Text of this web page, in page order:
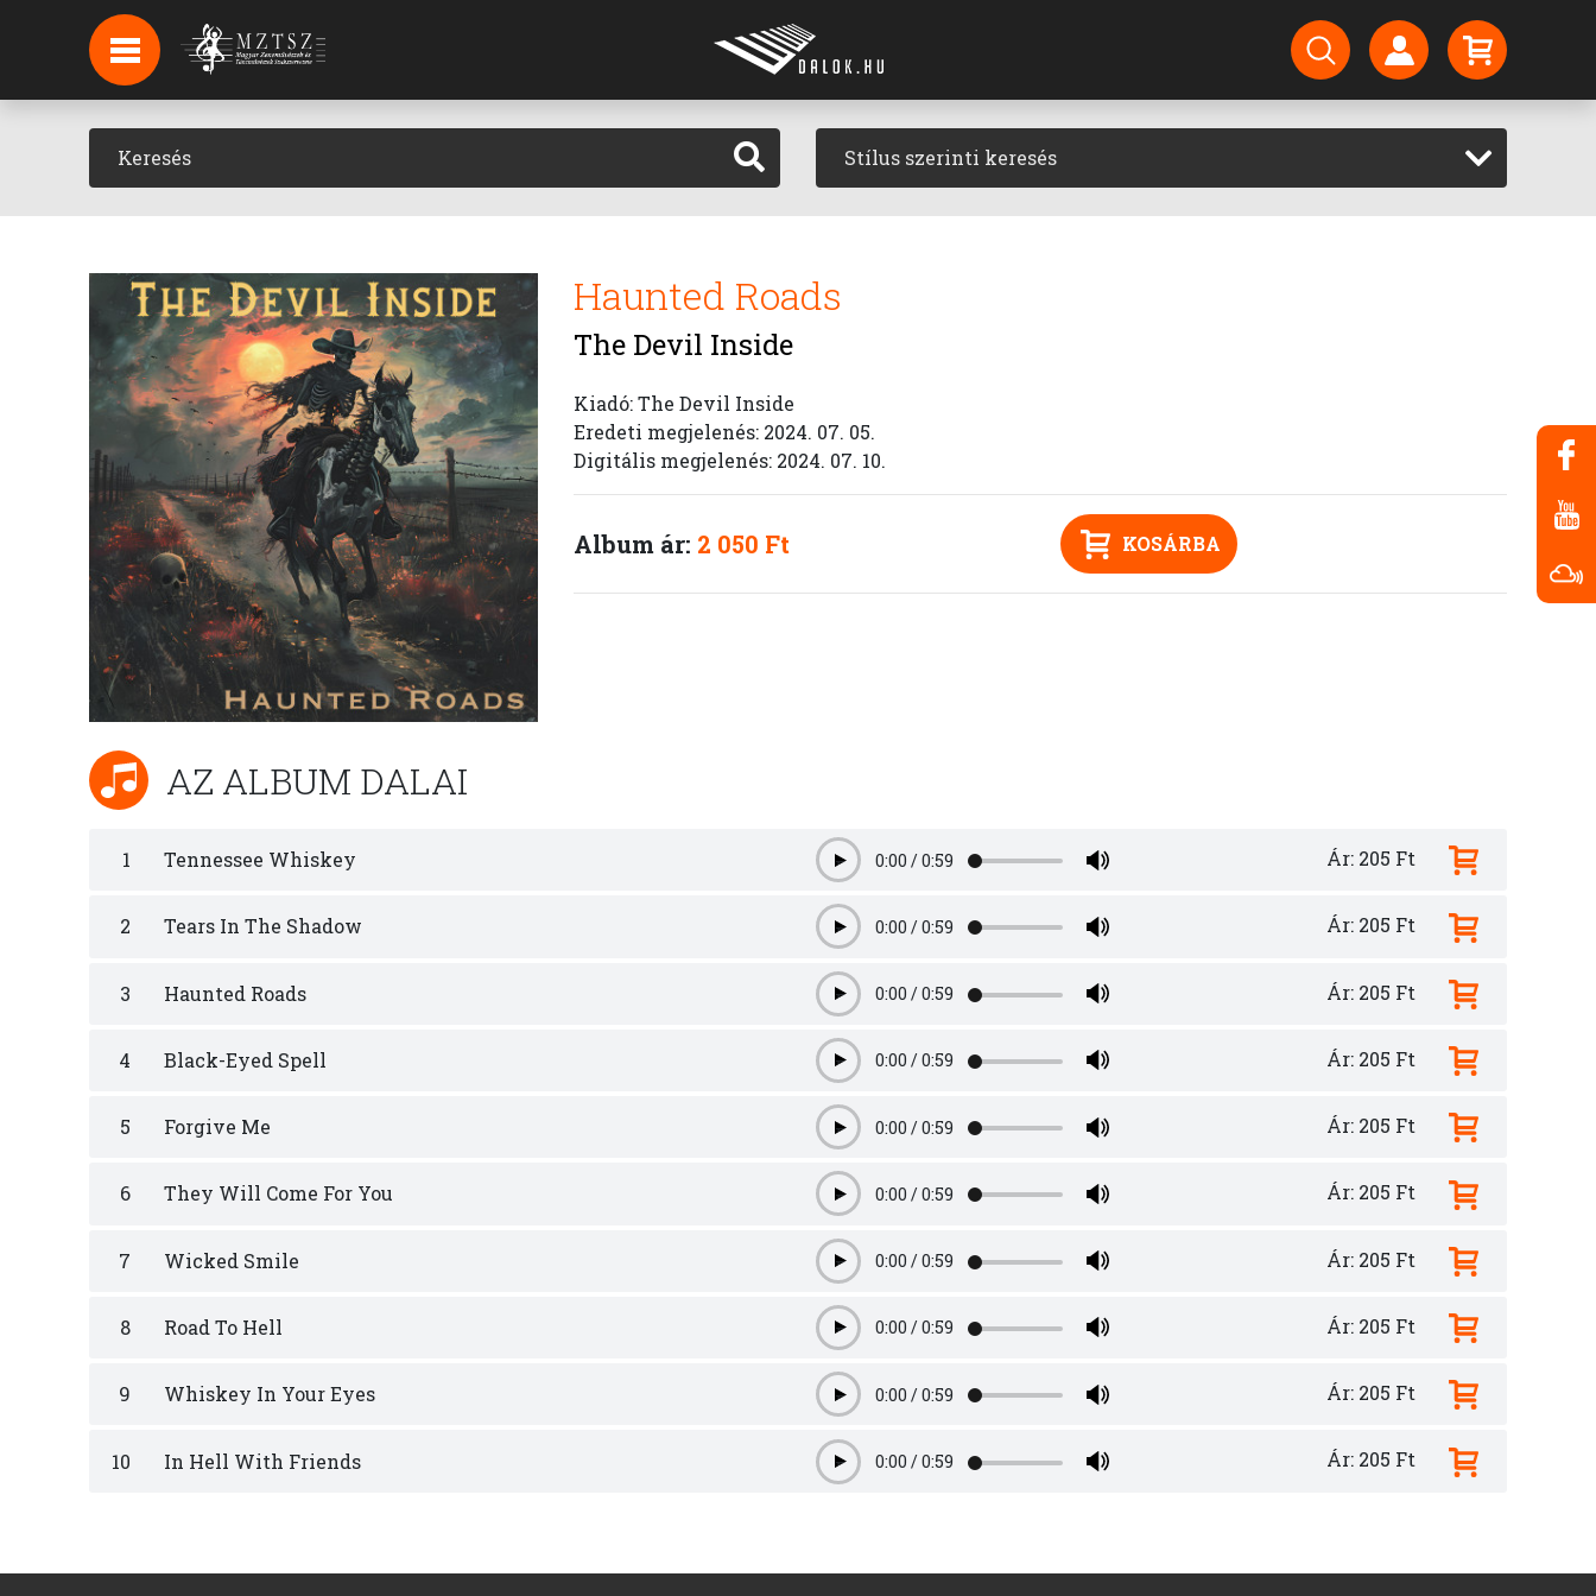
HÍREK
HÍRLEVÉL FELIRATKOZÁS
PODCAST Stílus szerinti keresés
Haunted Roads
The Devil Inside
Kiadó: The Devil Inside
Eredeti megjelenés: 2024. 07. 05.
Digitális megjelenés: 2024. 07. 10.
Album ár: 2 050 Ft KOSÁRBA
AZ ALBUM DALAI
1 Tennessee Whiskey Play0:00 /0:59 Ár: 205 Ft
2 Tears In The Shadow Play0:00 /0:59 Ár: 205 Ft
3 Haunted Roads Play0:00 /0:59 Ár: 205 Ft
4 Black-Eyed Spell Play0:00 /0:59 Ár: 205 Ft
5 Forgive Me Play0:00 /0:59 Ár: 205 Ft
6 They Will Come For You Play0:00 /0:59 Ár: 205 Ft
7 Wicked Smile Play0:00 /0:59 Ár: 205 Ft
8 Road To Hell Play0:00 /0:59 Ár: 205 Ft
9 Whiskey In Your Eyes Play0:00 /0:59 Ár: 205 Ft
10 In Hell With Friends Play0:00 /0:59 Ár: 205 Ft